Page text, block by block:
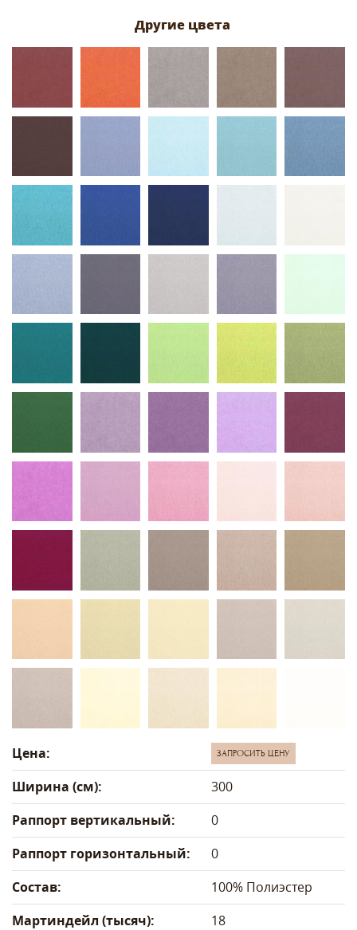
Цена: ЗАПРОСИТЬ ЦЕНУ
Ширина (см):
300
Раппорт вертикальный:
0
Раппорт горизонтальный:
0
Состав:
100% Полиэстер
Мартиндейл (тысяч):
18